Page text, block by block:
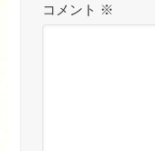
コメント ※